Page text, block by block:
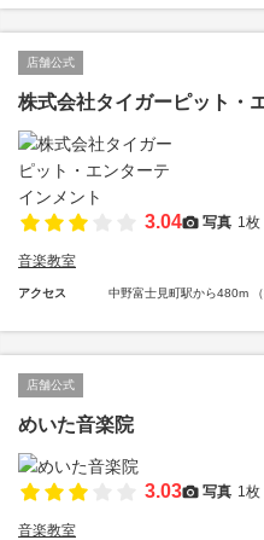
店舗公式
株式会社タイガーピット・
3.04 写真 1枚
音楽教室
アクセス 中野富士見町駅から480m （
店舗公式
めいた音楽院
3.03 写真 1枚
音楽教室